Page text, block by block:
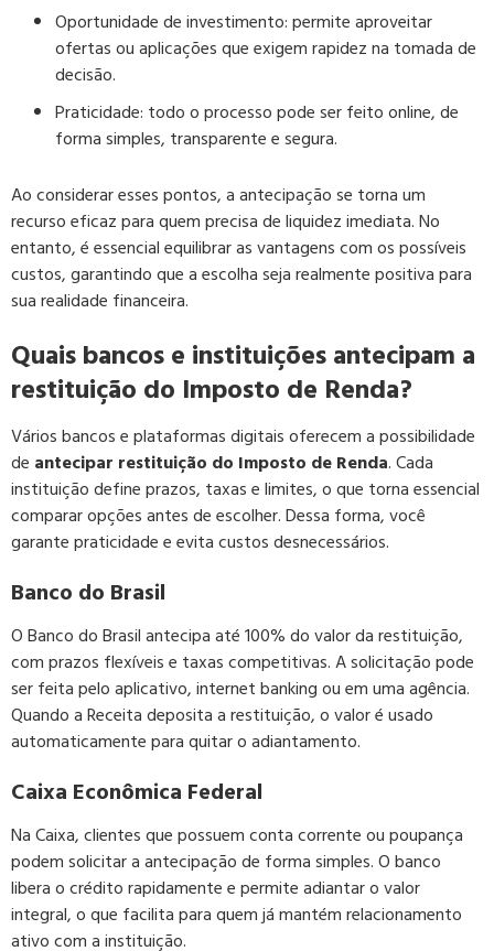
Oportunidade de investimento: permite aproveitar
ofertas ou aplicações que exigem rapidez na tomada de
decisão.
Praticidade: todo o processo pode ser feito online, de
forma simples, transparente e segura.
Ao considerar esses pontos, a antecipação se torna um
recurso eficaz para quem precisa de liquidez imediata. No
entanto, é essencial equilibrar as vantagens com os possíveis
custos, garantindo que a escolha seja realmente positiva para
sua realidade financeira.
Quais bancos e instituições antecipam a
restituição do Imposto de Renda?
Vários bancos e plataformas digitais oferecem a possibilidade
de antecipar restituição do Imposto de Renda. Cada
instituição define prazos, taxas e limites, o que torna essencial
comparar opções antes de escolher. Dessa forma, você
garante praticidade e evita custos desnecessários.
Banco do Brasil
O Banco do Brasil antecipa até 100% do valor da restituição,
com prazos flexíveis e taxas competitivas. A solicitação pode
ser feita pelo aplicativo, internet banking ou em uma agência.
Quando a Receita deposita a restituição, o valor é usado
automaticamente para quitar o adiantamento.
Caixa Econômica Federal
Na Caixa, clientes que possuem conta corrente ou poupança
podem solicitar a antecipação de forma simples. O banco
libera o crédito rapidamente e permite adiantar o valor
integral, o que facilita para quem já mantém relacionamento
ativo com a instituição.